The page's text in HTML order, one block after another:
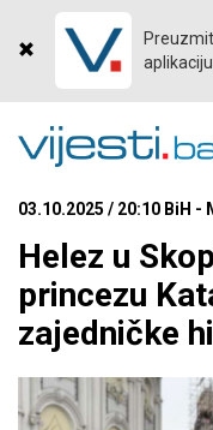
aplikaciju
03.10.2025 / 20:10 BiH -
Helez u
princezu
zajedničke